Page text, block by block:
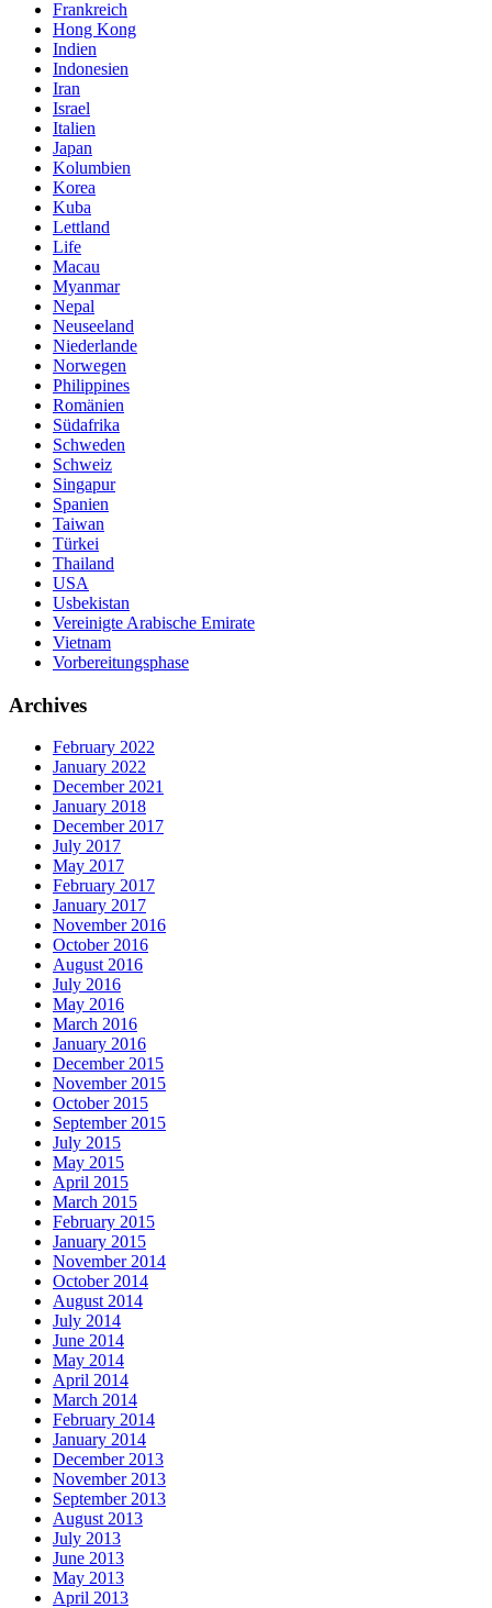
Frankreich
Hong Kong
Indien
Indonesien
Iran
Israel
Italien
Japan
Kolumbien
Korea
Kuba
Lettland
Life
Macau
Myanmar
Nepal
Neuseeland
Niederlande
Norwegen
Philippines
Romänien
Südafrika
Schweden
Schweiz
Singapur
Spanien
Taiwan
Türkei
Thailand
USA
Usbekistan
Vereinigte Arabische Emirate
Vietnam
Vorbereitungsphase
Archives
February 2022
January 2022
December 2021
January 2018
December 2017
July 2017
May 2017
February 2017
January 2017
November 2016
October 2016
August 2016
July 2016
May 2016
March 2016
January 2016
December 2015
November 2015
October 2015
September 2015
July 2015
May 2015
April 2015
March 2015
February 2015
January 2015
November 2014
October 2014
August 2014
July 2014
June 2014
May 2014
April 2014
March 2014
February 2014
January 2014
December 2013
November 2013
September 2013
August 2013
July 2013
June 2013
May 2013
April 2013